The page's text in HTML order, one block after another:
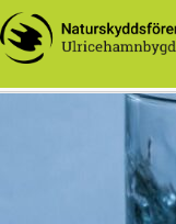
Välkommen till